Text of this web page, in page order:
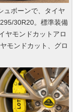
ュボーンで、タイヤ
30R20。標準装備
ヤモンドカットアロ
モンドカット、グロ